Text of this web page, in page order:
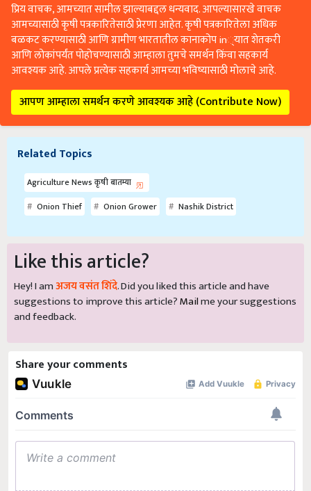
प्रिय वाचक, आमच्यात सामील झाल्याबद्दल धन्यवाद. आपल्यासारखे वाचक
आमच्यासाठी कृषी पत्रकारितेसाठी प्रेरणा आहेत. कृषी पत्रकारितेला अधिक
बळकट करण्यासाठी आणि ग्रामीण भारतातील कानाकोप in्यात शेतकरी
आणि लोकांपर्यंत पोहोचण्यासाठी आम्हाला तुमचे समर्थन किंवा सहकार्य
आवश्यक आहे. आपले प्रत्येक सहकार्य आमच्या भविष्यासाठी मोलाचे आहे.
आपण आम्हाला समर्थन करणे आवश्यक आहे (Contribute Now)
Related Topics
Agriculture News कृषी बातम्या
Onion Thief
Onion Grower Nashik District
Like this article?
Hey! I amअजय वसंत शिंदे. Did you liked this article and have
suggestions to improve this article?Mailme your suggestions
and feedback.
Share your comments